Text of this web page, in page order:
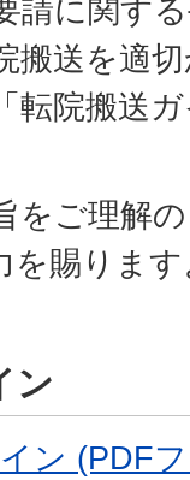
請に関す
搬送を適
転院搬送
をご理解
を賜りま
ン
ン (PDF